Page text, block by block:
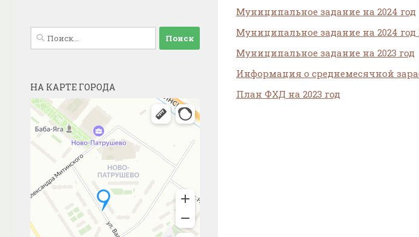
Муниципальное задание на 2024 год
Муниципальное задание на 2024
Муниципальное задание на 2023 год
Информация о среднемесячной
План ФХД на 2023 год
Найти:
НА КАРТЕ ГОРОДА